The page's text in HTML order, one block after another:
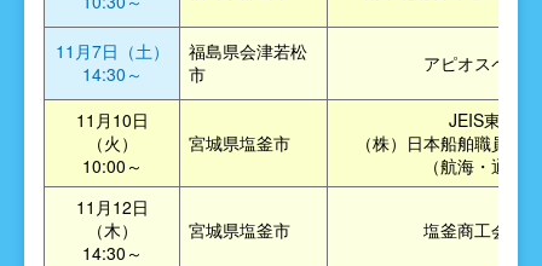
11月7日（土）
14:30～
福島県会津若松
市
アピオスペース
11月10日
（火）
10:00～
宮城県塩釜市
JEIS東北
（株）日本船舶職員養
（航海・通信）
11月12日
（木）
14:30～
宮城県塩釜市 塩釜商工会議所